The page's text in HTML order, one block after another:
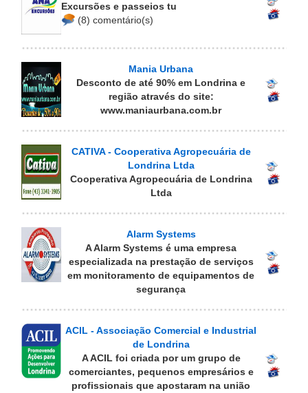
Excursões e passeios tu
(8) comentário(s)
Mania Urbana
Desconto de até 90% em Londrina e
região através do site:
www.maniaurbana.com.br
CATIVA - Cooperativa Agropecuária de
Londrina Ltda
Cooperativa Agropecuária de Londrina
Ltda
Alarm Systems
A Alarm Systems é uma empresa
especializada na prestação de serviços
em monitoramento de equipamentos de
segurança
ACIL - Associação Comercial e Industrial
de Londrina
A ACIL foi criada por um grupo de
comerciantes, pequenos empresários e
profissionais que apostaram na união